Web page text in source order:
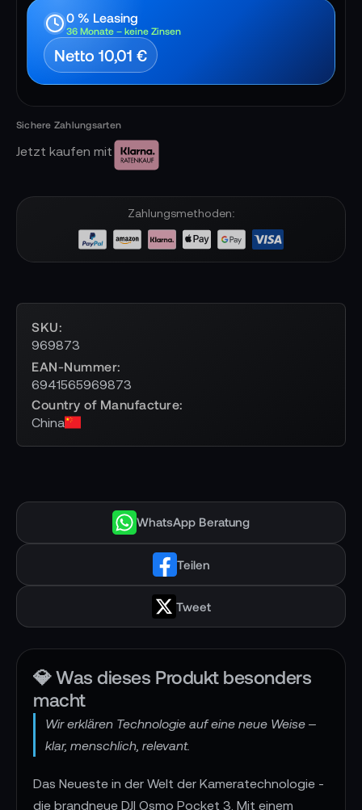
0 % Leasing
36 Monate – keine Zinsen
Netto 10,01 €
Jetzt kaufen mit
Zahlungsmethoden:
SKU
969873
EAN-Nummer
6941565969873
Country of Manufacture
China
WhatsApp Beratung
Teilen
Tweet
💎 Was dieses Produkt besonders
macht
Wir erklären Technologie auf eine neue Weise –
klar, menschlich, relevant.
Das Neueste in der Welt der Kameratechnologie -
die brandneue DJI Osmo Pocket 3. Mit einem